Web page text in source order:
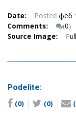
Date: Posted феб
Comments:
(0)
Source Image:
Podelite:
(0) (0)